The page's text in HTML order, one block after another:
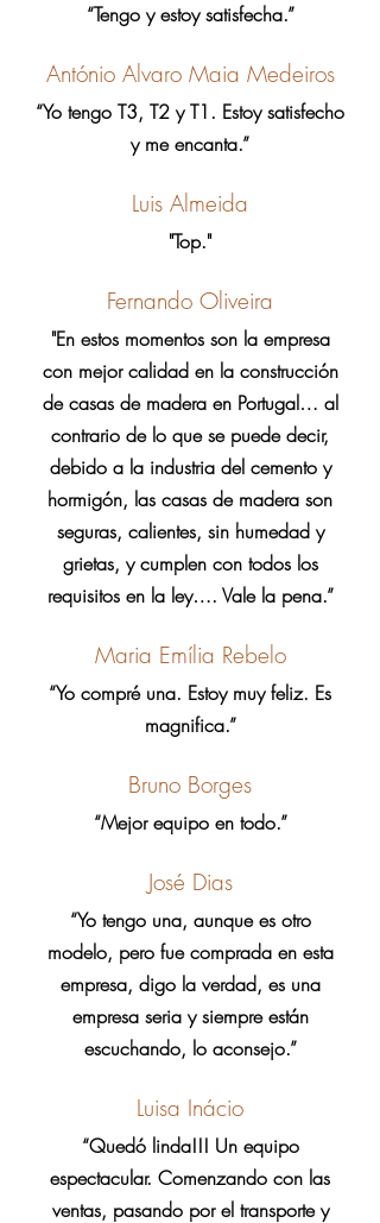
“Tengo y estoy satisfecha.”
António Alvaro Maia Medeiros
“Yo tengo T3, T2 y T1. Estoy satisfecho
y me encanta.”
Luis Almeida
"Top."
Fernando Oliveira
"En estos momentos son la empresa
con mejor calidad en la construcción
de casas de madera en Portugal… al
contrario de lo que se puede decir,
debido a la industria del cemento y
hormigón, las casas de madera son
seguras, calientes, sin humedad y
grietas, y cumplen con todos los
requisitos en la ley…. Vale la pena.”
Maria Emília Rebelo
“Yo compré una. Estoy muy feliz. Es
magnifica.”
Bruno Borges
“Mejor equipo en todo.”
José Dias
“Yo tengo una, aunque es otro
modelo, pero fue comprada en esta
empresa, digo la verdad, es una
empresa seria y siempre están
escuchando, lo aconsejo.”
Luisa Inácio
“Quedó linda!!! Un equipo
espectacular. Comenzando con las
ventas, pasando por el transporte y